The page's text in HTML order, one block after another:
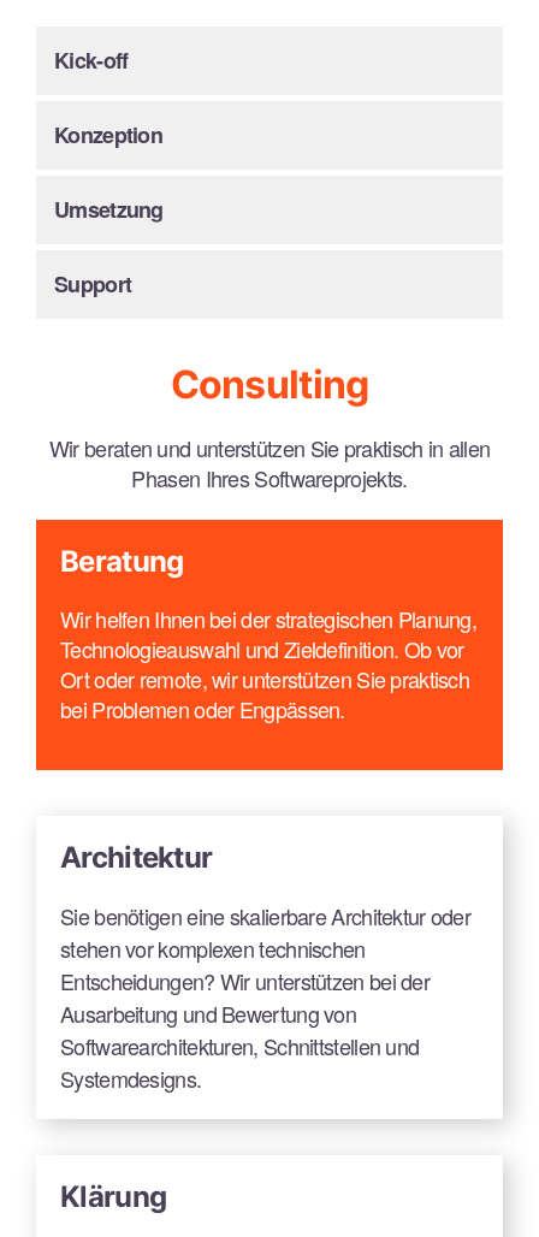
Kick-off
Konzeption
Umsetzung
Support
Consulting
Wir beraten und unterstützen Sie praktisch in allen
Phasen Ihres Softwareprojekts.
Beratung
Wir helfen Ihnen bei der strategischen Planung,
Technologieauswahl und Zieldefinition. Ob vor
Ort oder remote, wir unterstützen Sie praktisch
bei Problemen oder Engpässen.
Architektur
Sie benötigen eine skalierbare Architektur oder
stehen vor komplexen technischen
Entscheidungen? Wir unterstützen bei der
Ausarbeitung und Bewertung von
Softwarearchitekturen, Schnittstellen und
Systemdesigns.
Klärung